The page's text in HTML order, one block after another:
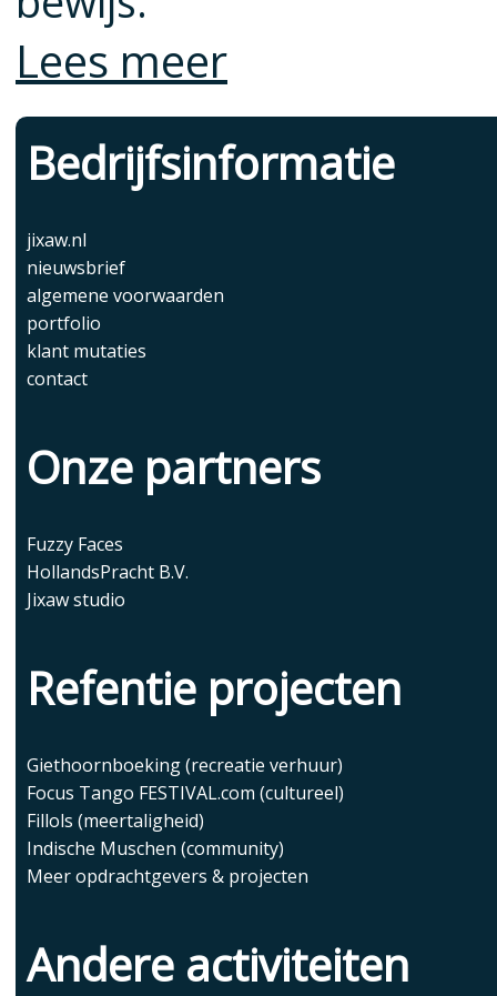
Lees meer
Bedrijfsinformatie
jixaw.nl
nieuwsbrief
algemene voorwaarden
portfolio
klant mutaties
contact
Onze partners
Fuzzy Faces
HollandsPracht B.V.
Jixaw studio
Refentie projecten
Giethoornboeking(recreatie verhuur)
Focus Tango FESTIVAL.com (cultureel)
Fillols (meertaligheid)
Indische Muschen (community)
Meer opdrachtgevers & projecten
Andere activiteiten